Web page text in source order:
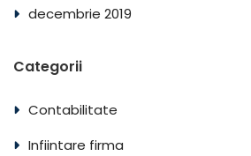
decembrie 2019
Categorii
Contabilitate
Infiintare firma